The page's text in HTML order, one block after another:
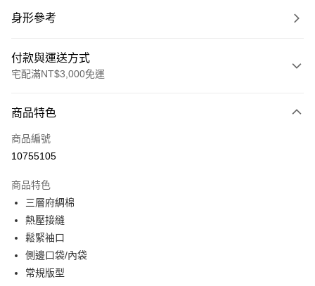
身形參考
付款與運送方式
宅配滿NT$3,000免運
信用卡一次付款
信用卡分期付款
合作金庫商業銀行
華南商業銀行
上海商業儲蓄銀行
國泰世華商業銀行
臺灣中小企業銀行
匯豐（台灣）商業銀行
聯邦商業銀行
LINE Pay
Apple Pay
街口支付
悠遊付
商品特色
商品編號
10755105
商品特色
三層府綢棉
熱壓接縫
鬆緊袖口
側邊口袋/內袋
常規版型